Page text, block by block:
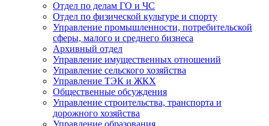
Отдел по делам ГО и ЧС
Отдел по физической культуре и спорту
Управление промышленности, потребительской
сферы, малого и среднего бизнеса
Архивный отдел
Управление имущественных отношений
Управление сельского хозяйства
Управление ТЭК и ЖКХ
Общественные обсуждения
Управление строительства, транспорта и
дорожного хозяйства
Управление образования